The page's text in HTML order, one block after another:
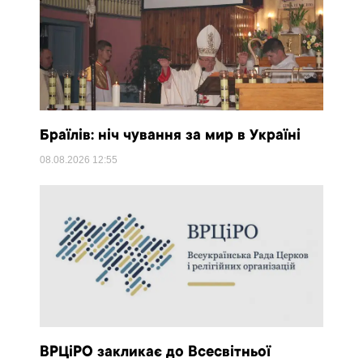
Браїлів: ніч чування за мир в Україні
08.08.2026 12:55
ВРЦіРО закликає до Всесвітньої